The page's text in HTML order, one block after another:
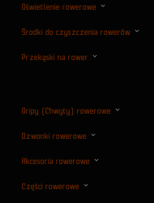
Oświetlenie rowerowe
Środki do czyszczenia rowerów
Przekąski na rower
Gripy (Chwyty) rowerowe
Dzwonki rowerowe
Akcesoria rowerowe
Części rowerowe